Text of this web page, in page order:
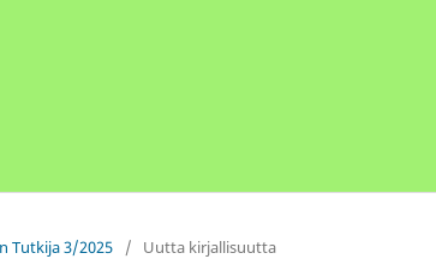
Tutkija 3/2025 / Uutta kirjallisuutta